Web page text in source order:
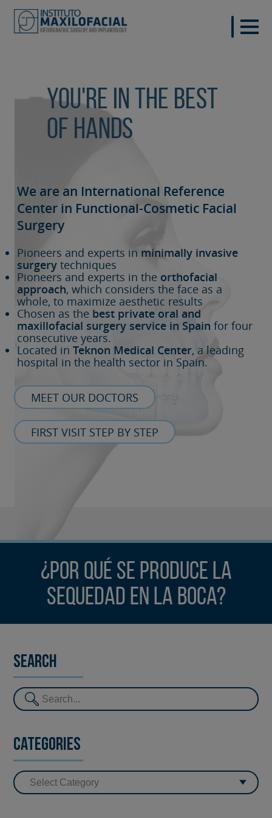
You're in the best
of hands
We are an International Reference
Center in Functional-Cosmetic Facial
Surgery
Pioneers and experts in minimally invasive
surgery techniques
Pioneers and experts in the orthofacial
approach, which considers the face as a
whole, to maximize aesthetic results
Chosen as the best private oral and
maxillofacial surgery service in Spain for four
consecutive years.
Located in Teknon Medical Center, a leading
hospital in the health sector in Spain.
MEET OUR DOCTORS
FIRST VISIT STEP BY STEP
¿Por qué se produce la
sequedad en la boca?
Search
Categories